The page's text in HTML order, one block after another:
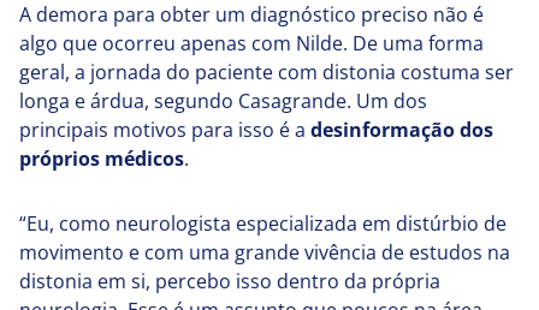
A demora para obter um diagnóstico preciso não é
algo que ocorreu apenas com Nilde. De uma forma
geral, a jornada do paciente com distonia costuma ser
longa e árdua, segundo Casagrande. Um dos
principais motivos para isso é a desinformação dos
próprios médicos.
“Eu, como neurologista especializada em distúrbio de
movimento e com uma grande vivência de estudos na
distonia em si, percebo isso dentro da própria